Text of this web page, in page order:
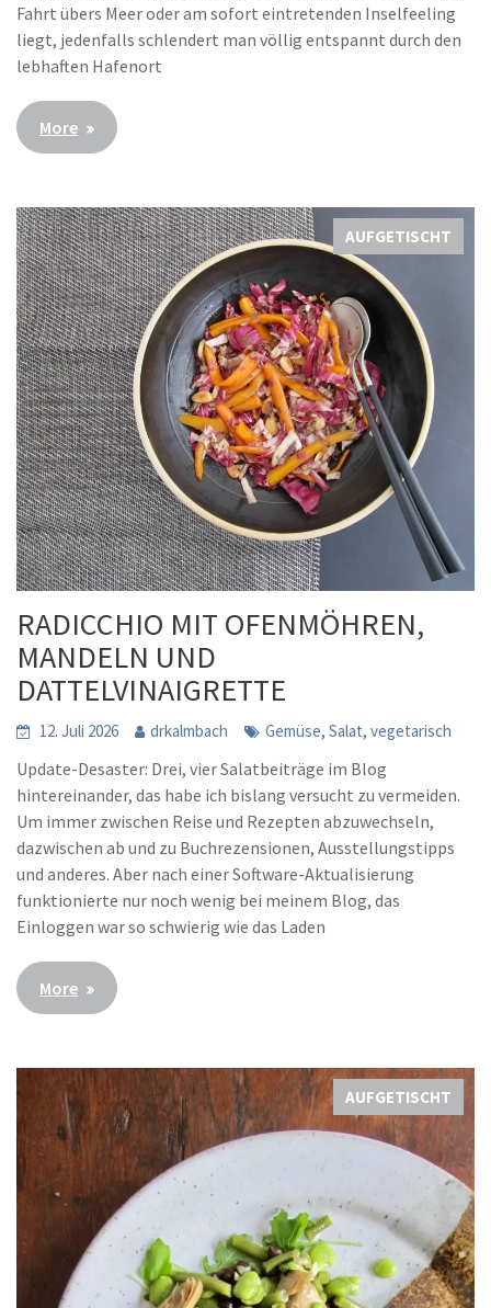
Fahrt übers Meer oder am sofort eintretenden Inselfeeling
liegt, jedenfalls schlendert man völlig entspannt durch den
lebhaften Hafenort
More
AUFGETISCHT
RADICCHIO MIT OFENMÖHREN,
MANDELN UND
DATTELVINAIGRETTE
12. Juli 2026 drkalmbach Gemüse,Salat,vegetarisch
Update-Desaster: Drei, vier Salatbeiträge im Blog
hintereinander, das habe ich bislang versucht zu vermeiden.
Um immer zwischen Reise und Rezepten abzuwechseln,
dazwischen ab und zu Buchrezensionen, Ausstellungstipps
und anderes. Aber nach einer Software-Aktualisierung
funktionierte nur noch wenig bei meinem Blog, das
Einloggen war so schwierig wie das Laden
More
AUFGETISCHT